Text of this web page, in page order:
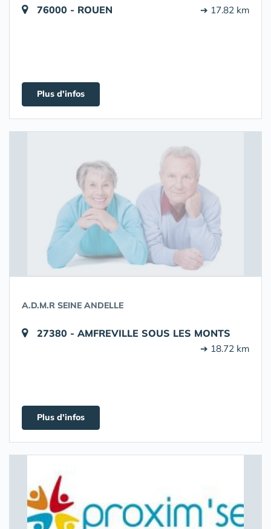
76000 - ROUEN ➔ 17.82 km
Plus d'infos
A.D.M.R SEINE ANDELLE
27380 - AMFREVILLE SOUS LES MONTS
➔ 18.72 km
Plus d'infos